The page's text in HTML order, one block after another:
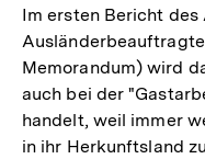
Im ersten Bericht des
Memorandum) wird
auch bei der
handelt, weil immer
in ihr Herkunftsland